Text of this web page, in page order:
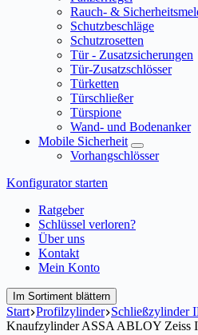
Rauch- &
Schutzbeschläge
Schutzrosetten
Tür - Zusatzsicherungen
Tür-Zusatzschlösser
Türketten
Türschließer
Türspione
Wand- und Bodenanker
Mobile Sicherheit
Vorhangschlösser
Konfigurator starten
Ratgeber
Schlüssel verloren?
Über uns
Kontakt
Mein Konto
Im Sortiment blättern
Start Profilzylinder Schließzylinder
Knaufzylinder ASSA ABLOY Zeiss